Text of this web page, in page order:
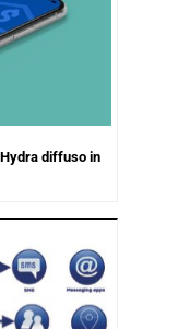
diffuso in